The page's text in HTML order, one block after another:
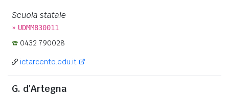
Scuola statale
» UDMM830011
0432 790028
ictarcento.edu.it
G. d'Artegna